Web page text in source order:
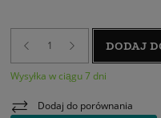
DODAJ
Wysyłka w ciągu 7 dni
Dodaj do porównania